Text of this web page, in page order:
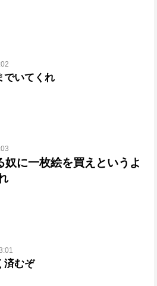
でいてくれ
奴に一枚絵を買えというよ
済むぞ